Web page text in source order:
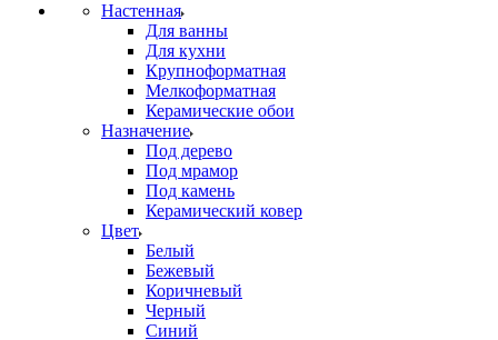
Настенная
Для ванны
Для кухни
Крупноформатная
Мелкоформатная
Керамические обои
Назначение
Под дерево
Под мрамор
Под камень
Керамический ковер
Цвет
Белый
Бежевый
Коричневый
Черный
Синий